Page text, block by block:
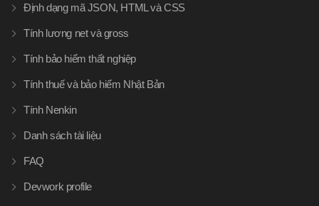
Định dạng mã JSON, HTML và CSS
Tính lương net và gross
Tính bảo hiểm thất nghiệp
Tính thuế và bảo hiểm Nhật Bản
Tính Nenkin
Danh sách tài liệu
FAQ
Devwork profile